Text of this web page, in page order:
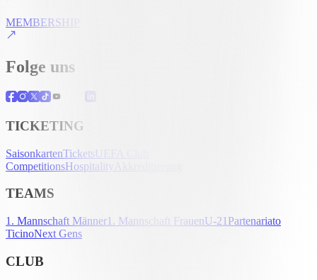
MEMBERSHIP
Folge uns
TICKETING
SaisonkartenTicketsUEFA Club
CompetitionsHospitality
TEAMS
1. Mannschaft Männer1. Mannschaft FrauenU-21 Partenariato
TicinoNext Gens
CLUB